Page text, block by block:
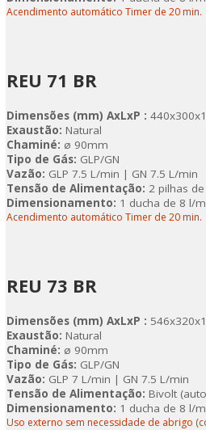
Acendimento automático Timer de 20 min.
REU 71 BR
Dimensões (mm) AxLxP :
Exaustão: Natural
Chaminé: ø 90mm
Tipo de Gás: GLP/GN
Vazão: GLP 7.5 L/min | GN 7.5 L/min
Tensão de Alimentação: 2 pilhas
Dimensionamento: 1 ducha de 8 l/
Acendimento automático Timer de 20 min.
REU 73 BR
Dimensões (mm) AxLxP :
Exaustão: Natural
Chaminé: ø 90mm
Tipo de Gás: GLP/GN
Vazão: GLP 7 L/min | GN 7.5 L/min
Tensão de Alimentação: Bivolt
Dimensionamento: 1 ducha de 8 l/
Uso externo sem necessidade de abrigo